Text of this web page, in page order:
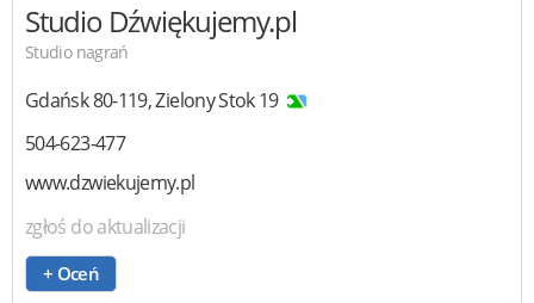
Studio Dźwiękujemy.pl
Studio nagrań
Gdańsk80-119,Zielony Stok 19
504-623-477
www.dzwiekujemy.pl
zgłoś do aktualizacji
+ Oceń